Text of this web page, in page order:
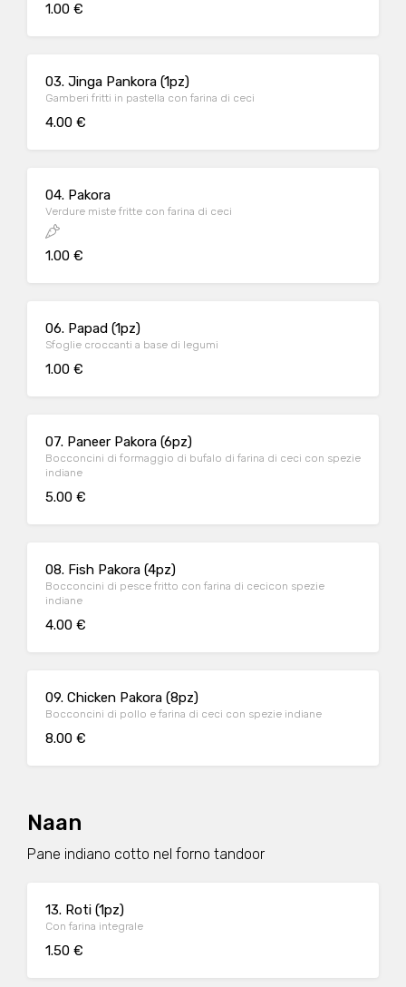
1.00 €
03. Jinga Pankora (1pz)
Gamberi fritti in pastella con farina di ceci
4.00 €
04. Pakora
Verdure miste fritte con farina di ceci
1.00 €
06. Papad (1pz)
Sfoglie croccanti a base di legumi
1.00 €
07. Paneer Pakora (6pz)
Bocconcini di formaggio di bufalo di farina di ceci con spezie
indiane
5.00 €
08. Fish Pakora (4pz)
Bocconcini di pesce fritto con farina di cecicon spezie
indiane
4.00 €
09. Chicken Pakora (8pz)
Bocconcini di pollo e farina di ceci con spezie indiane
8.00 €
Naan
Pane indiano cotto nel forno tandoor
13. Roti (1pz)
Con farina integrale
1.50 €